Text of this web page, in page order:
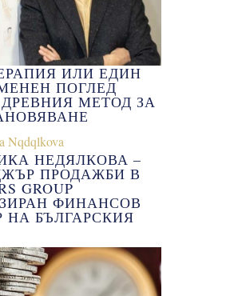
ИЛИ ЕДИН
ПОГЛЕД
МЕТОД ЗА
НЕДЯЛКОВА –
ПРОДАЖБИ В
GROUP
ФИНАНСОВ
НА БЪЛГАРСКИЯ